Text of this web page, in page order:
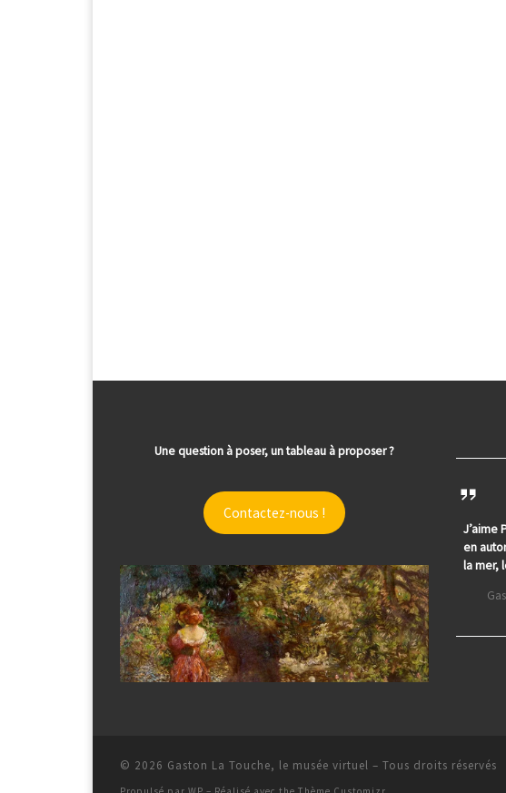
Une question à poser, un tableau à proposer ?
Contactez-nous !
J’aime
en
la mer,
© 2026 Gaston La Touche, le musée virtuel – Tous droits réservés